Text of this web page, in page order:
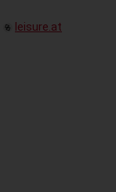
leisure.at